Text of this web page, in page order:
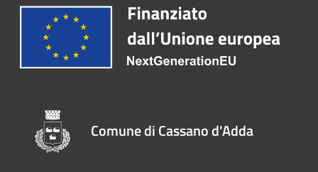
Comune di Cassano d'Adda